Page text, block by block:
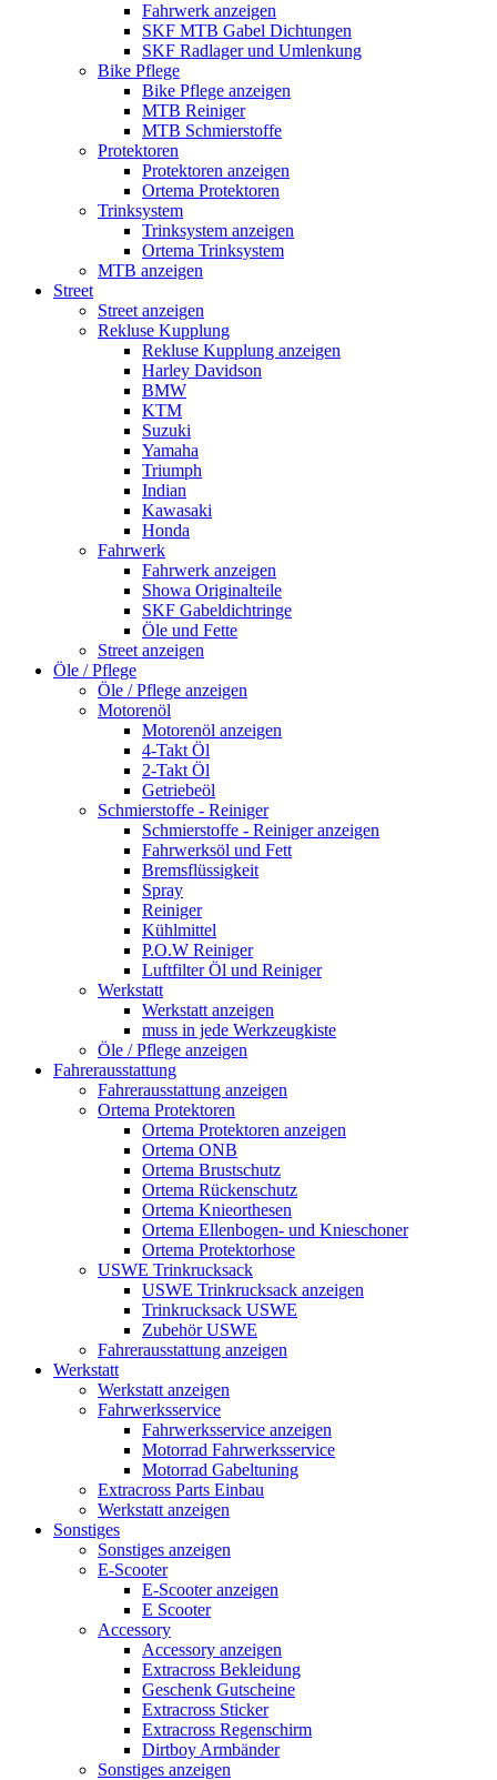
Fahrwerk anzeigen
SKF MTB Gabel Dichtungen
SKF Radlager und Umlenkung
Bike Pflege
Bike Pflege anzeigen
MTB Reiniger
MTB Schmierstoffe
Protektoren
Protektoren anzeigen
Ortema Protektoren
Trinksystem
Trinksystem anzeigen
Ortema Trinksystem
MTB anzeigen
Street
Street anzeigen
Rekluse Kupplung
Rekluse Kupplung anzeigen
Harley Davidson
BMW
KTM
Suzuki
Yamaha
Triumph
Indian
Kawasaki
Honda
Fahrwerk
Fahrwerk anzeigen
Showa Originalteile
SKF Gabeldichtringe
Öle und Fette
Street anzeigen
Öle / Pflege
Öle / Pflege anzeigen
Motorenöl
Motorenöl anzeigen
4-Takt Öl
2-Takt Öl
Getriebeöl
Schmierstoffe - Reiniger
Schmierstoffe - Reiniger anzeigen
Fahrwerksöl und Fett
Bremsflüssigkeit
Spray
Reiniger
Kühlmittel
P.O.W Reiniger
Luftfilter Öl und Reiniger
Werkstatt
Werkstatt anzeigen
muss in jede Werkzeugkiste
Öle / Pflege anzeigen
Fahrerausstattung
Fahrerausstattung anzeigen
Ortema Protektoren
Ortema Protektoren anzeigen
Ortema ONB
Ortema Brustschutz
Ortema Rückenschutz
Ortema Knieorthesen
Ortema Ellenbogen- und Knieschoner
Ortema Protektorhose
USWE Trinkrucksack
USWE Trinkrucksack anzeigen
Trinkrucksack USWE
Zubehör USWE
Fahrerausstattung anzeigen
Werkstatt
Werkstatt anzeigen
Fahrwerksservice
Fahrwerksservice anzeigen
Motorrad Fahrwerksservice
Motorrad Gabeltuning
Extracross Parts Einbau
Werkstatt anzeigen
Sonstiges
Sonstiges anzeigen
E-Scooter
E-Scooter anzeigen
E Scooter
Accessory
Accessory anzeigen
Extracross Bekleidung
Geschenk Gutscheine
Extracross Sticker
Extracross Regenschirm
Dirtboy Armbänder
Sonstiges anzeigen